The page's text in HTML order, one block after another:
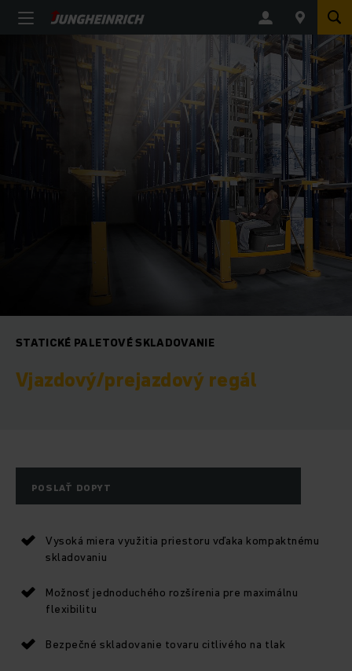
STATICKÉ PALETOVÉ SKLADOVANIE
Vjazdový/prejazdový regál
POSLAŤ DOPYT
Vysoká miera využitia priestoru vďaka kompaktnému
skladovaniu
Možnosť jednoduchého rozšírenia pre maximálnu
flexibilitu
Bezpečné skladovanie tovaru citlivého na tlak